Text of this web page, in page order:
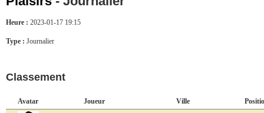
Heure : 2023-01-17 19:15
Type : Journalier
Classement
Avatar Joueur Ville